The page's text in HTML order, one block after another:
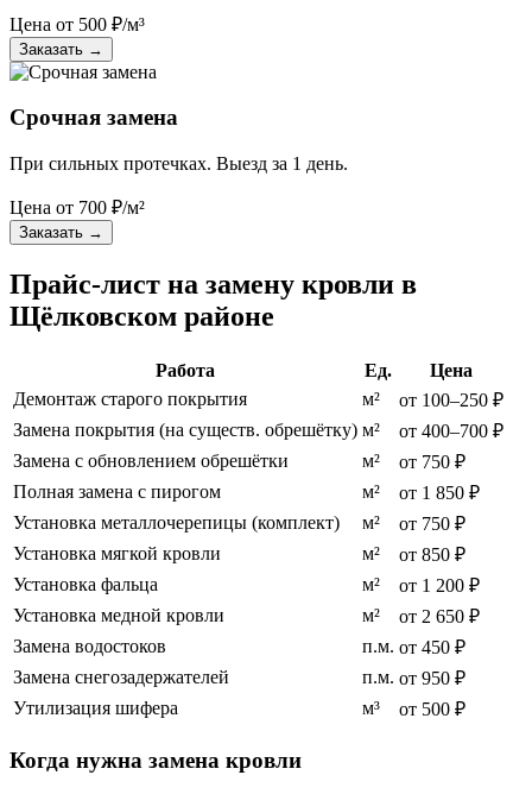
Цена от 500 ₽/м³
Заказать →
Срочная замена
При сильных протечках. Выезд за 1 день.
Цена от 700 ₽/м²
Заказать →
Прайс-лист на замену кровли в
Щёлковском районе
Работа Ед.
Цена
Демонтаж старого покрытия
м²
от 100–250 ₽
Замена покрытия (на существ. обрешётку) м²
от 400–700 ₽
Замена с обновлением обрешётки
м²
от 750 ₽
Полная замена с пирогом
м²
от 1 850 ₽
Установка металлочерепицы (комплект)
м²
от 750 ₽
Установка мягкой кровли
м²
от 850 ₽
Установка фальца
м²
от 1 200 ₽
Установка медной кровли
м²
от 2 650 ₽
Замена водостоков
п.м. от 450 ₽
Замена снегозадержателей
п.м. от 950 ₽
Утилизация шифера
м³ от 500 ₽
Когда нужна замена кровли